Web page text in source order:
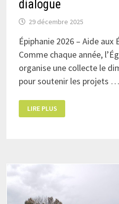
dialogue
29 décembre 2025
Épiphanie 2026 – Aide aux
Comme chaque année,
organise une collecte le
pour soutenir les projets …
PROMOUVOIR
LA
RENCONTRE
LIRE PLUS